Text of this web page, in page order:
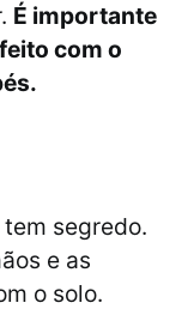
É importante
com o
segredo.
e as
o solo.